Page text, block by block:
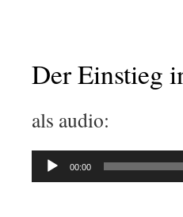
Der Einstieg
als audio:
Audio-
00:00